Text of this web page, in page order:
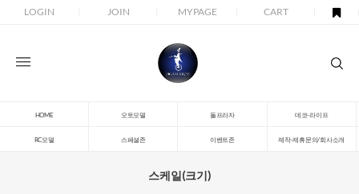
LOGIN JOIN MYPAGE CART
HOME 오토모델 돌프라자 데코-라이프
RC모델 스페셜존 이벤트존 제작-제휴문의/회사소개
스케일(크기)